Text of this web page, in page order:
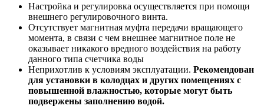
Настройка и регулировка осуществляется при помощи
внешнего регулировочного винта.
Отсутствует магнитная муфта передачи вращающего
момента, в связи с чем внешнее магнитное поле не
оказывает никакого вредного воздействия на работу
данного типа счетчика воды
Неприхотлив к условиям эксплуатации. Рекомендован
для установки в колодцах и других помещениях с
повышенной влажностью, которые могут быть
подвержены заполнению водой.